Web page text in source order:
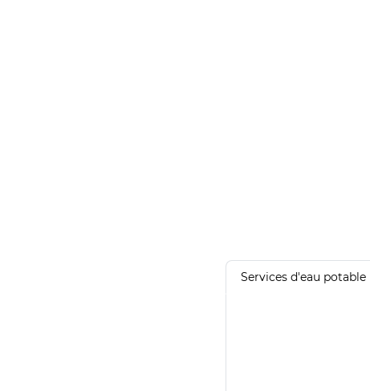
Services d'eau potable